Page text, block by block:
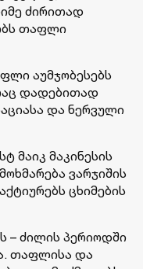
ძირითად
თაფლი
აუმჯობესებს
დადებითად
და ნერვული
მაიკ მაკინესის
ვარჯიშის
ცხიმების
– ძილის პერიოდში
თაფლისა და